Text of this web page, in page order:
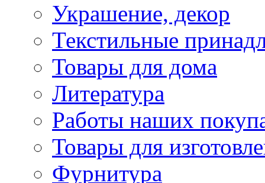
Украшение, декор
Текстильные
Товары для дома
Литература
Работы наших
Товары для
Фурнитура